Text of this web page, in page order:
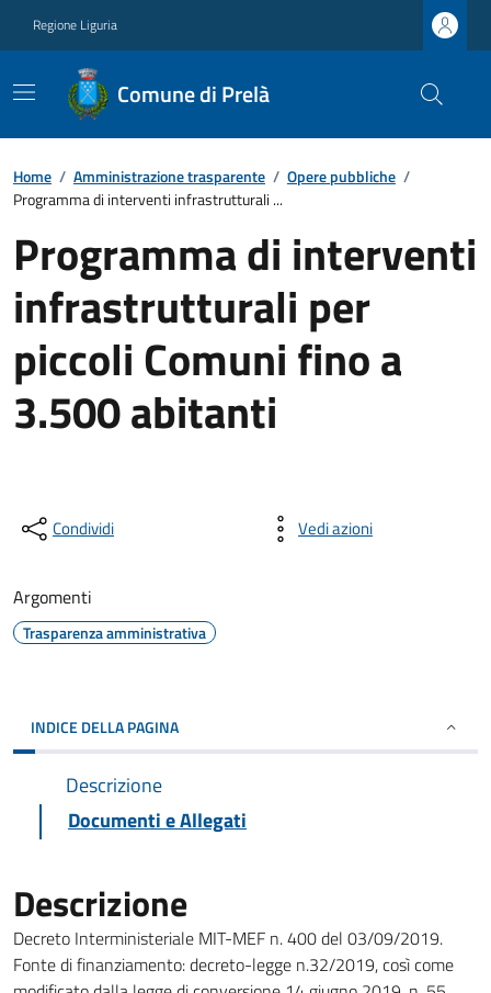
Regione Liguria
Comune di Prelà
Home / Amministrazione trasparente / Opere pubbliche /
Programma di interventi infrastrutturali ...
Programma di interventi
infrastrutturali per
piccoli Comuni fino a
3.500 abitanti
Condividi Vedi azioni
Argomenti
Trasparenza amministrativa
INDICE DELLA PAGINA
Descrizione
Documenti e Allegati
Descrizione
Decreto Interministeriale MIT-MEF n. 400 del 03/09/2019.
Fonte di finanziamento: decreto-legge n.32/2019, così come